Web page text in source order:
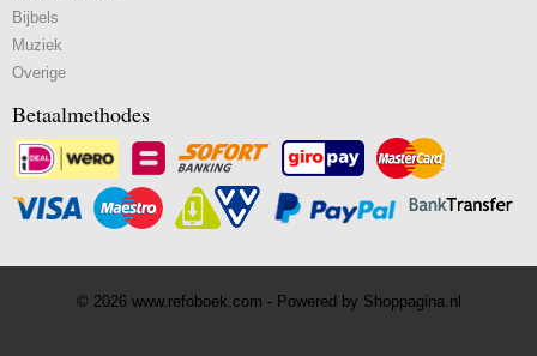
Bijbels
Muziek
Overige
Betaalmethodes
© 2026 www.refoboek.com - Powered by Shoppagina.nl